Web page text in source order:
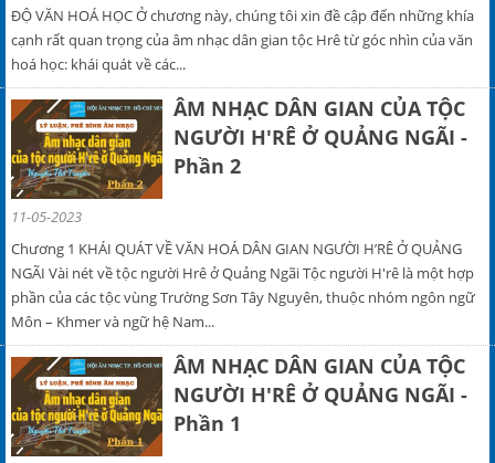
ĐỘ VĂN HOÁ HỌC Ở chương này, chúng tôi xin đề cập đến những khía
cạnh rất quan trọng của âm nhạc dân gian tộc Hrê từ góc nhìn của văn
hoá học: khái quát về các...
ÂM NHẠC DÂN GIAN CỦA TỘC
NGƯỜI H'RÊ Ở QUẢNG NGÃI -
Phần 2
11-05-2023
Chương 1 KHÁI QUÁT VỀ VĂN HOÁ DÂN GIAN NGƯỜI H’RÊ Ở QUẢNG
NGÃI Vài nét về tộc người Hrê ở Quảng Ngãi Tộc người H'rê là một hợp
phần của các tộc vùng Trường Sơn Tây Nguyên, thuộc nhóm ngôn ngữ
Môn – Khmer và ngữ hệ Nam...
ÂM NHẠC DÂN GIAN CỦA TỘC
NGƯỜI H'RÊ Ở QUẢNG NGÃI -
Phần 1